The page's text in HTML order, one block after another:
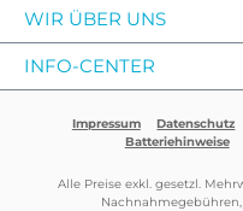
WIR ÜBER UNS
INFO-CENTER
Impressum Datenschutz
Batteriehinweise
Alle Preise exkl. gesetzl.